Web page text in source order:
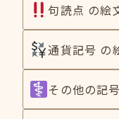
句読点 の絵
通貨記号 の
その他の記